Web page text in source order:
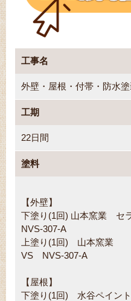
工事名
外壁・屋根・付帯・防水
工期
22日間
塗料
【外壁】
下塗り(1回) 山本窯業 セ
NVS-307-A
上塗り(1回) 山本窯業
VS NVS-307-A
【屋根】
下塗り(1回) 水谷ペイン